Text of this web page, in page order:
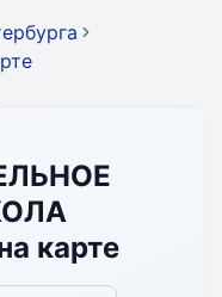
карте